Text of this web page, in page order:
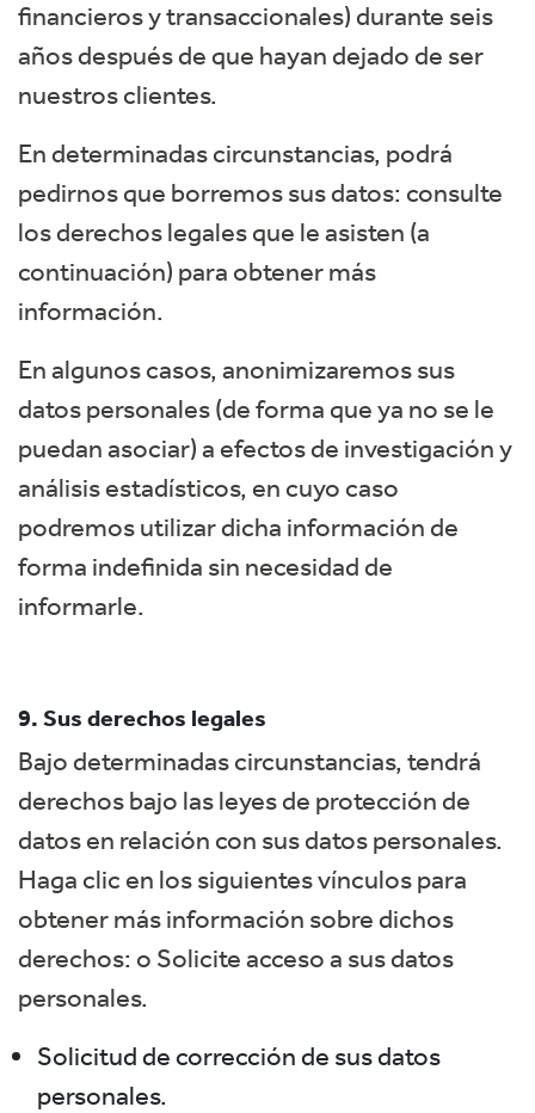
financieros y transaccionales) durante seis
años después de que hayan dejado de ser
nuestros clientes.
En determinadas circunstancias, podrá
pedirnos que borremos sus datos: consulte
los derechos legales que le asisten (a
continuación) para obtener más
información.
En algunos casos, anonimizaremos sus
datos personales (de forma que ya no se le
puedan asociar) a efectos de investigación y
análisis estadísticos, en cuyo caso
podremos utilizar dicha información de
forma indefinida sin necesidad de
informarle.
9. Sus derechos legales
Bajo determinadas circunstancias, tendrá
derechos bajo las leyes de protección de
datos en relación con sus datos personales.
Haga clic en los siguientes vínculos para
obtener más información sobre dichos
derechos: o Solicite acceso a sus datos
personales.
Solicitud de corrección de sus datos
personales.